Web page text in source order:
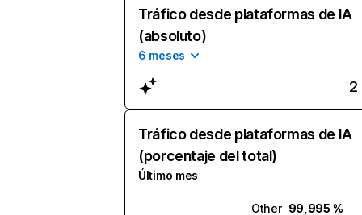
Tráfico desde plataformas de IA
(absoluto)
6 meses
2
Tráfico desde plataformas de IA
(porcentaje del total)
Último mes
Other 99,995 %